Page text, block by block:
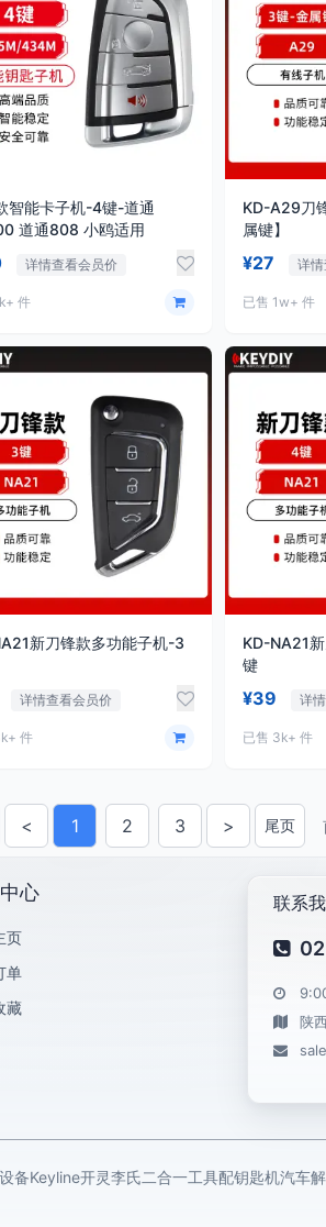
智能卡子机-4键-道通
道通808 小鸥适用
详情查看会员价
件
KD-A29刀
属键】
¥27 详
已售 1w+ 件
新刀锋款多功能子机-3
详情查看会员价
件
KD-NA21
键
¥39 详
已售 3k+ 件
上一页
< 1 2 3
下一页
> 尾页
心
页
单
藏
联系
陕
备Keyline开灵李氏二合一工具配钥匙机汽车